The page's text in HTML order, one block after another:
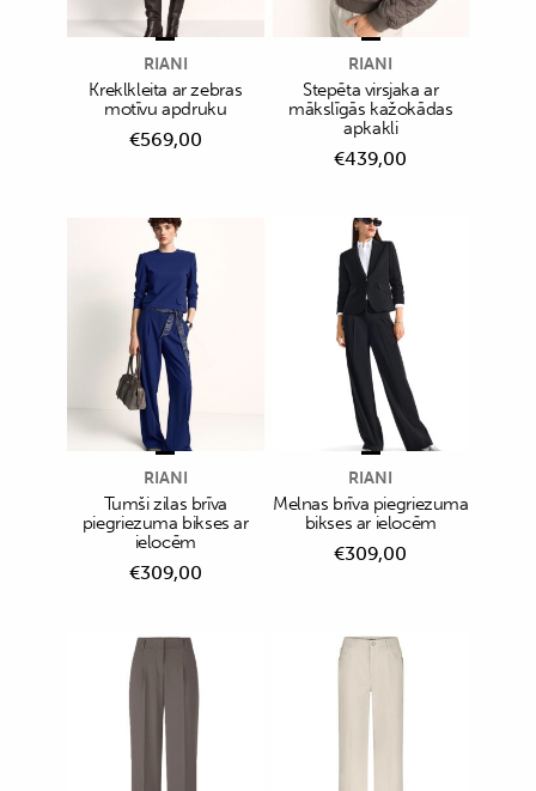
RIANI
Kreklkleita ar zebras
motīvu apdruku
€569,00
RIANI
Stepēta virsjaka ar
mākslīgās kažokādas
apkakli
€439,00
RIANI
Tumši zilas brīva
piegriezuma bikses ar
ielocēm
€309,00
RIANI
Melnas brīva piegriezuma
bikses ar ielocēm
€309,00